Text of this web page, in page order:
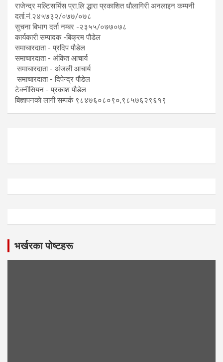
राजेन्द्र मल्टिसर्भिस प्रा.लि द्धारा प्रकाशित धाैलागिरी अनलाइन कम्पनी
दर्ता.नं.२४५७३२/०७७/०७८
सुचना बिभाग दर्ता नम्बर -२३५५/०७७०७८
कार्यकारी सम्पादक -बिक्रम पौडेल
समाचारदाता - प्रदिप पौडेल
समाचारदाता - अंकित आचार्य
समाचारदाता - अंजली आचार्य
समाचारदाता - दिपेन्द्र पौडेल
टेक्नीसियन - प्रकाश पौडेल
बिज्ञापनकाे लागी सम्पर्क ९८४७६०८०९०,९८५७६२९६१९
भर्खरका पोष्टहरू